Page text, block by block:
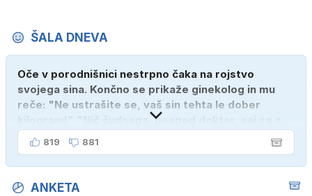
ŠALA DNEVA
Oče v porodnišnici nestrpno čaka na rojstvo
svojega sina. Končno se prikaže ginekolog in mu
reče: "Ne ustrašite se, vaš sin tehta le dober
kilogram!" "Nič čudnega, gospod doktor, saj se z
ženo poznava šele tri mesece."
819 881
ANKETA